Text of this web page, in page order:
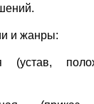
и жанры:
(устав,